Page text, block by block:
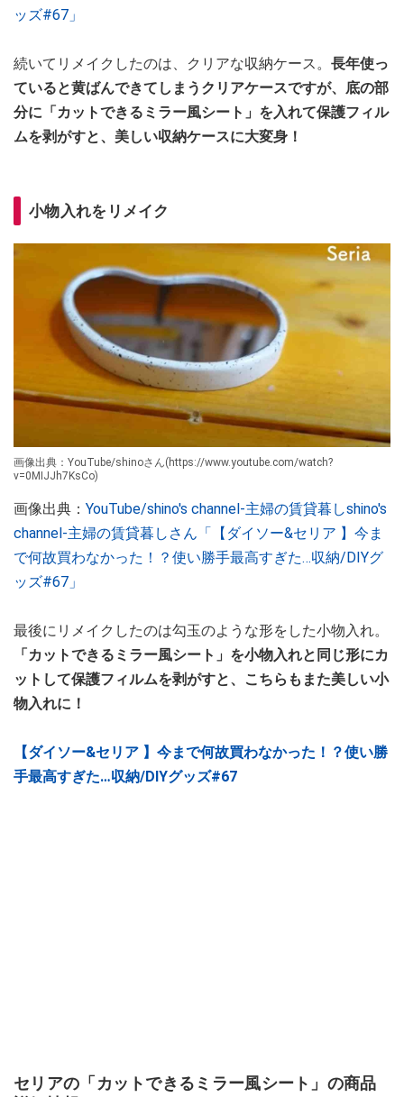
ッズ#67」
続いてリメイクしたのは、クリアな収納ケース。 長年使っ
ていると黄ばんできてしまうクリアケースですが、底の部
分に「カットできるミラー風シート」を入れて保護フィル
ムを剥がすと、美しい収納ケースに大変身！
小物入れをリメイク
画像出典：YouTube/shinoさん(https://www.youtube.com/watch?
v=0MIJJh7KsCo)
画像出典： YouTube/shino's channel-主婦の賃貸暮しshino's
channel-主婦の賃貸暮しさん「【ダイソー&セリア 】今ま
で何故買わなかった！？使い勝手最高すぎた…収納/DIYグ
ッズ#67」
最後にリメイクしたのは勾玉のような形をした小物入れ。
「カットできるミラー風シート」を小物入れと同じ形にカ
ットして保護フィルムを剥がすと、こちらもまた美しい小
物入れに！
【ダイソー&セリア 】今まで何故買わなかった！？使い勝
手最高すぎた…収納/DIYグッズ#67
セリアの「カットできるミラー風シート」の商品